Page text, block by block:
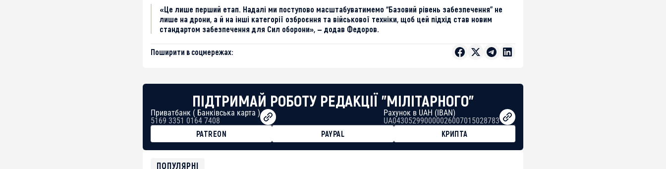
«Це лише перший етап. Надалі ми поступово масштабуватимемо “Базовий рівень забезпечення” не
лише на дрони, а й на інші категорії озброєння та військової техніки, щоб цей підхід став новим
стандартом забезпечення для Сил оборони», — додав Федоров.
Поширити в соцмережах:
ПІДТРИМАЙ РОБОТУ РЕДАКЦІЇ "МІЛІТАРНОГО"
Приватбанк ( Банківська карта )
5169 3351 0164 7408
Рахунок в UAH (IBAN)
UA043052990000026007015028783
PATREON
PAYPAL
КРИПТА
USDT
ПОПУЛЯРНІ